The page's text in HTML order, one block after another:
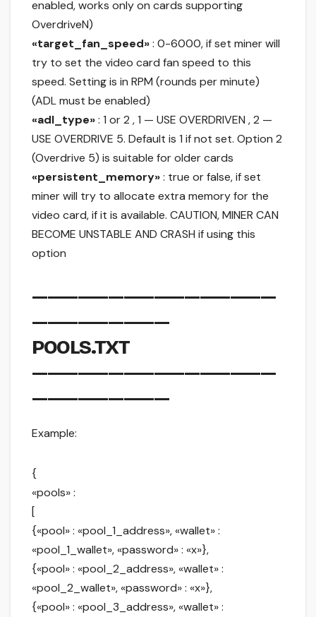
enabled, works only on cards supporting
OverdriveN)
«target_fan_speed»: 0-6000, if set miner will
try to set the video card fan speed to this
speed. Setting is in RPM (rounds per minute)
(ADL must be enabled)
«adl_type»: 1 or 2 , 1 — USE OVERDRIVEN , 2 —
USE OVERDRIVE 5. Default is 1 if not set. Option 2
(Overdrive 5) is suitable for older cards
«persistent_memory»: true or false, if set
miner will try to allocate extra memory for the
video card, if it is available. CAUTION, MINER CAN
BECOME UNSTABLE AND CRASH if using this
option
————————————————
—————————
POOLS.TXT
————————————————
—————————
Example:
{
«pools» :
[
{«pool» : «pool_1_address», «wallet» :
«pool_1_wallet», «password» : «x»},
{«pool» : «pool_2_address», «wallet» :
«pool_2_wallet», «password» : «x»},
{«pool» : «pool_3_address», «wallet» :